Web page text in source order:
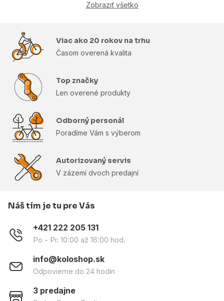
Zobraziť všetko
Viac ako 20 rokov na trhu
Časom overená kvalita
Top značky
Len overené produkty
Odborný personál
Poradíme Vám s výberom
Autorizovaný servis
V zázemí dvoch predajní
Náš tím je tu pre Vás
+421 222 205 131
Po - Pi: 10:00 až 16:00 hod.
info@koloshop.sk
Odpovieme do 24 hodín
3 predajne